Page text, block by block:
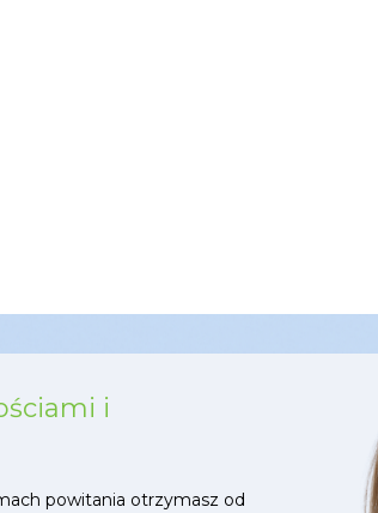
i
powitania otrzymasz od